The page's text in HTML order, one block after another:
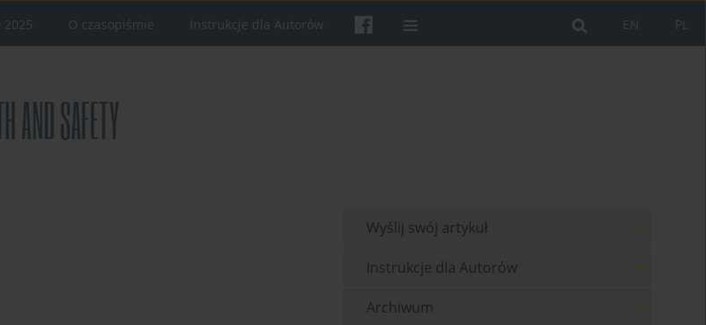
PL
EN
2025 O czasopiśmie Instrukcje dla Autorów
Wyślij swój artykuł
Instrukcje dla Autorów
Archiwum